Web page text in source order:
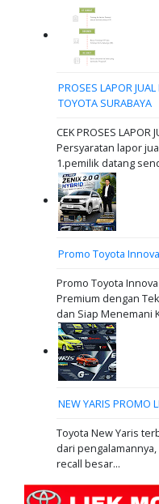
PROSES LAPOR
TOYOTA SURABAYA
CEK PROSES LAPOR
Persyaratan lapor
1.pemilik datang
Promo Toyota
Promo Toyota
Premium dengan
dan Siap Menemani
NEW YARIS PROMO
Toyota New Yaris
dari
recall besar...